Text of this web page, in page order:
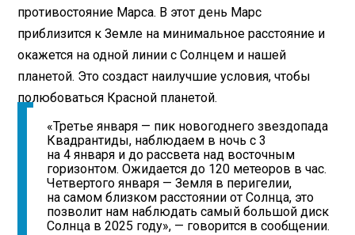
противостояние Марса. В этот день Марс
приблизится к Земле на минимальное расстояние и
окажется на одной линии с Солнцем и нашей
планетой. Это создаст наилучшие условия, чтобы
полюбоваться Красной планетой.
«Третье января — пик новогоднего звездопада
Квадрантиды, наблюдаем в ночь с 3
на 4 января и до рассвета над восточным
горизонтом. Ожидается до 120 метеоров в час.
Четвертого января — Земля в перигелии,
на самом близком расстоянии от Солнца, это
позволит нам наблюдать самый большой диск
Солнца в 2025 году», — говорится в сообщении.